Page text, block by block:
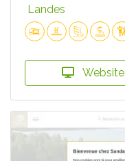
Landes
Website